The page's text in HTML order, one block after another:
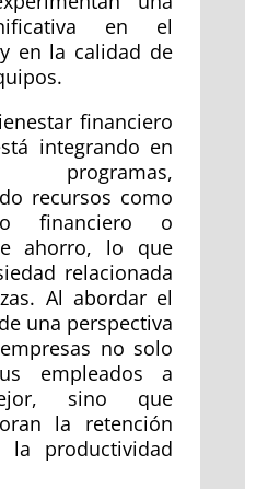
en el
en la calidad de
financiero
integrando en
recursos como
financiero o
ahorro, lo que
relacionada
Al abordar el
una perspectiva
no solo
empleados a
sino que
la retención
productividad